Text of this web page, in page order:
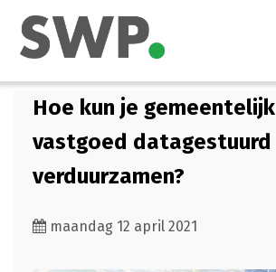
Hoe kun je gemeentelijk
vastgoed datagestuurd
verduurzamen?
maandag 12 april 2021